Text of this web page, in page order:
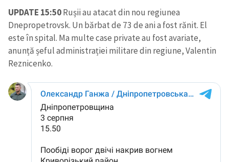
UPDATE 15:50Rușii au atacat din nou regiunea
Dnepropetrovsk. Un bărbat de 73 de ani a fost rănit. El
este în spital. Ma multe case private au fost avariate,
anunță șeful administrației militare din regiune, Valentin
Reznicenko.
Titlu știre
+ Adaugă titlu
Link media
+ Link media
Mesajul știrei
+ Mesajul știrei